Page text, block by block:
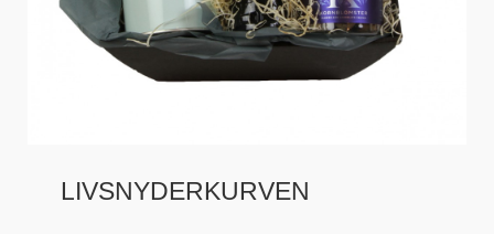
LIVSNYDERKURVEN